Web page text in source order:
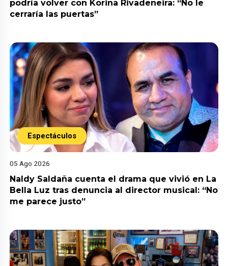
podría volver con Korina Rivadeneira: “No le
cerraría las puertas”
Espectáculos
05 Ago 2026
Naldy Saldaña cuenta el drama que vivió en La
Bella Luz tras denuncia al director musical: “No
me parece justo”